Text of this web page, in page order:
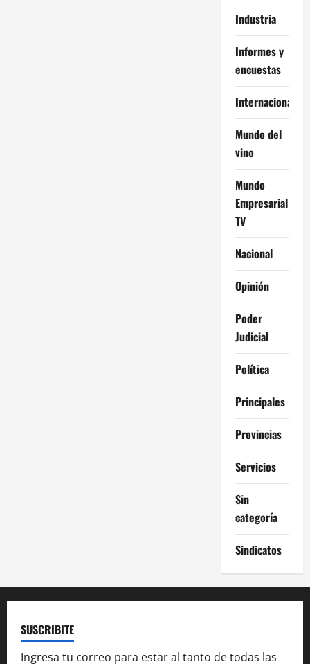
Industria
Informes y
encuestas
Internacional
Mundo del
vino
Mundo
Empresarial
TV
Nacional
Opinión
Poder
Judicial
Política
Principales
Provincias
Servicios
Sin
categoría
Sindicatos
SUSCRIBITE
Ingresa tu correo para estar al tanto de todas las